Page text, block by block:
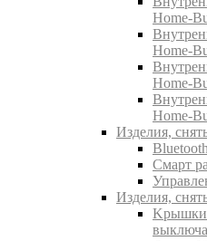
Home-
Home-
Home-
Home-
Изделия,
Смарт
Изделия,
Kрышки